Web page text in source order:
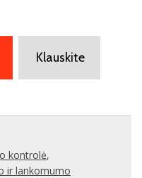
Klauskite
kontrolė,
ir lankomumo